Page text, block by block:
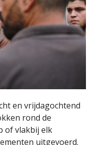
en vrijdagochtend
rond de
of vlakbij elk
uitgevoerd.